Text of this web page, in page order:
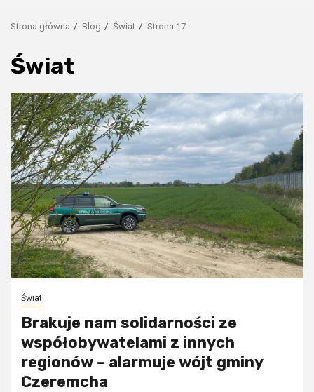
Strona główna Blog Świat Strona 17
Świat
Świat
Brakuje nam solidarności ze
współobywatelami z innych
regionów – alarmuje wójt gminy
Czeremcha